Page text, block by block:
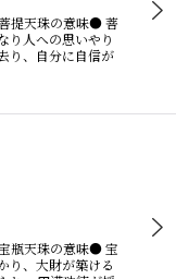
提天珠の意味● 菩
り人への思いやり
り、自分に自信が
天珠の意味● 宝
り、大財が築ける